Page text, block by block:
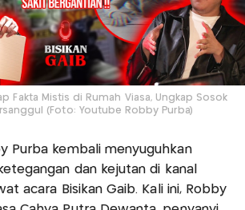
Fakta Mistis di Rumah Viasa, Ungkap Sosok
(Foto: Youtube Robby Purba)
Purba kembali menyuguhkan
dan kejutan di kanal
acara Bisikan Gaib. Kali ini, Robby